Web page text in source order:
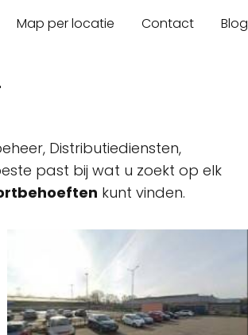
Map per locatie Contact Blog
Distributiediensten,
past bij wat u zoekt op elk
kunt vinden.